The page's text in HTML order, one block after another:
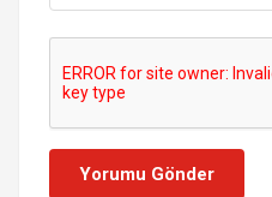
Yorumu Gönder